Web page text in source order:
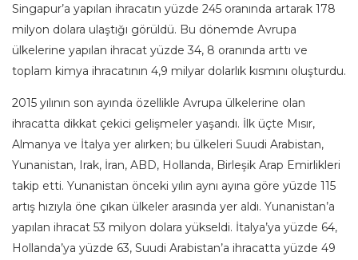
Singapur’a yapılan ihracatın yüzde 245 oranında artarak 178
milyon dolara ulaştığı görüldü. Bu dönemde Avrupa
ülkelerine yapılan ihracat yüzde 34, 8 oranında arttı ve
toplam kimya ihracatının 4,9 milyar dolarlık kısmını oluşturdu.
2015 yılının son ayında özellikle Avrupa ülkelerine olan
ihracatta dikkat çekici gelişmeler yaşandı. İlk üçte Mısır,
Almanya ve İtalya yer alırken; bu ülkeleri Suudi Arabistan,
Yunanistan, Irak, İran, ABD, Hollanda, Birleşik Arap Emirlikleri
takip etti. Yunanistan önceki yılın aynı ayına göre yüzde 115
artış hızıyla öne çıkan ülkeler arasında yer aldı. Yunanistan’a
yapılan ihracat 53 milyon dolara yükseldi. İtalya’ya yüzde 64,
Hollanda’ya yüzde 63, Suudi Arabistan’a ihracatta yüzde 49